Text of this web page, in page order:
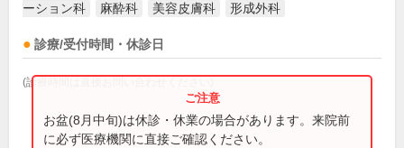
ーション科
麻酔科 美容皮膚科 形成外科
診療/受付時間・休診日
(診療時間は直接お問い合わせください)
お盆(8月中旬)は休診・休業の場合があります。来院前
に必ず医療機関に直接ご確認ください。